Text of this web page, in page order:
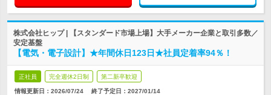
株式会社ヒップ | 【スタンダード市場上場】大手メーカー企業と取引多数／
安定基盤
【電気・電子設計】★年間休日123日★社員定着率94％！
正社員 完全週休2日制 第二新卒歓迎
情報更新日：2026/07/24 終了予定日： 2027/01/14